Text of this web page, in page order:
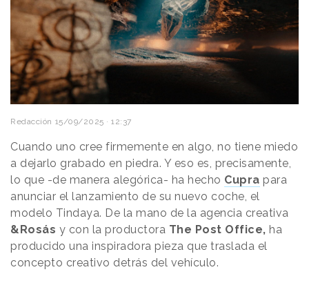
Redacción 15/09/2025 · 12:37
Cuando uno cree firmemente en algo, no tiene miedo
a dejarlo grabado en piedra. Y eso es, precisamente,
lo que -de manera alegórica- ha hecho Cupra para
anunciar el lanzamiento de su nuevo coche, el
modelo Tindaya. De la mano de la agencia creativa
&Rosás y con la productora The Post Office, ha
producido una inspiradora pieza que traslada el
concepto creativo detrás del vehículo.